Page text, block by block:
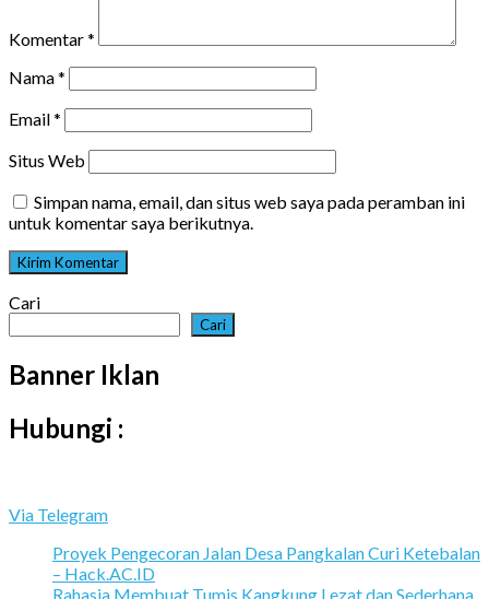
Komentar*
Nama*
Email*
Situs Web
Simpan nama, email, dan situs web saya pada peramban ini
untuk komentar saya berikutnya.
Cari
Cari
Banner Iklan
Hubungi :
Via Telegram
Proyek Pengecoran Jalan Desa Pangkalan Curi Ketebalan
– Hack.AC.ID
Rahasia Membuat Tumis Kangkung Lezat dan Sederhana